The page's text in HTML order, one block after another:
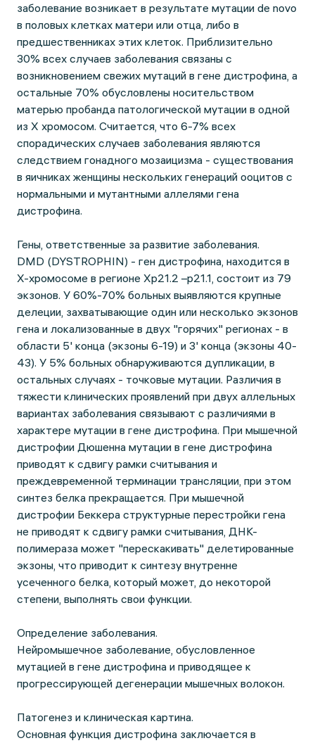
заболевание возникает в результате мутации de novo
в половых клетках матери или отца, либо в
предшественниках этих клеток. Приблизительно
30% всех случаев заболевания связаны с
возникновением свежих мутаций в гене дистрофина, а
остальные 70% обусловлены носительством
матерью пробанда патологической мутации в одной
из Х хромосом. Считается, что 6-7% всех
спорадических случаев заболевания являются
следствием гонадного мозаицизма - существования
в яичниках женщины нескольких генераций ооцитов с
нормальными и мутантными аллелями гена
дистрофина.
Гены, ответственные за развитие заболевания.
DMD (DYSTROPHIN) - ген дистрофина, находится в
Х-хромосоме в регионе Хр21.2 –р21.1, состоит из 79
экзонов. У 60%-70% больных выявляются крупные
делеции, захватывающие один или несколько экзонов
гена и локализованные в двух "горячих" регионах - в
области 5' конца (экзоны 6-19) и 3' конца (экзоны 40-
43). У 5% больных обнаруживаются дупликации, в
остальных случаях - точковые мутации. Различия в
тяжести клинических проявлений при двух аллельных
вариантах заболевания связывают с различиями в
характере мутации в гене дистрофина. При мышечной
дистрофии Дюшенна мутации в гене дистрофина
приводят к сдвигу рамки считывания и
преждевременной терминации трансляции, при этом
синтез белка прекращается. При мышечной
дистрофии Беккера структурные перестройки гена
не приводят к сдвигу рамки считывания, ДНК-
полимераза может "перескакивать" делетированные
экзоны, что приводит к синтезу внутренне
усеченного белка, который может, до некоторой
степени, выполнять свои функции.
Определение заболевания.
Нейромышечное заболевание, обусловленное
мутацией в гене дистрофина и приводящее к
прогрессирующей дегенерации мышечных волокон.
Патогенез и клиническая картина.
Основная функция дистрофина заключается в